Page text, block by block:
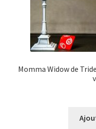
Momma Widow de